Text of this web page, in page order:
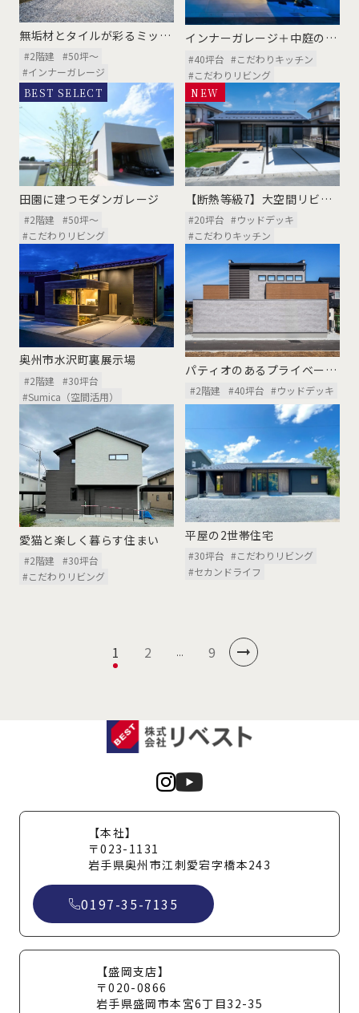
無垢材とタイルが彩るミッド
ス
#2階建
#50坪〜
#インナーガレージ
インナーガレージ＋中庭のあ
#40坪台 #こだわりキッチン
#こだわりリビング
NEW
BEST SELECT
田園に建つモダンガレージ
#2階建
#50坪〜
#こだわりリビング
NEW
【断熱等級7】大空間リビン
グのある素材感にこだわった
平屋
#20坪台 #ウッドデッキ
#こだわりキッチン
奥州市水沢町裏展示場
#2階建
#30坪台
#Sumica（空間活用）
パティオのあるプライベート
と開放感を両立した住まい
#2階建 #40坪台 #ウッドデッキ
愛猫と楽しく暮らす住まい
#2階建
#30坪台
#こだわりリビング
平屋の2世帯住宅
#30坪台 #こだわりリビング
#セカンドライフ
1 2 ... 9
【本社】
〒023-1131
岩手県奥州市江刺愛宕字橋本243
0197-35-7135
【盛岡支店】
〒020-0866
岩手県盛岡市本宮6丁目32-35